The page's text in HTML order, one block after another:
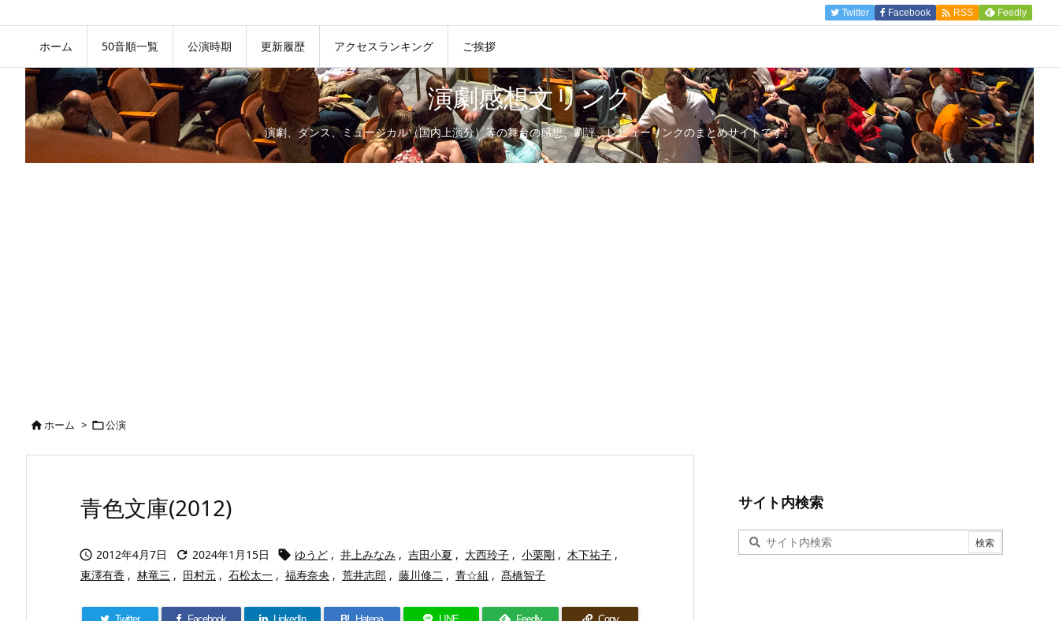
ホーム 50音順一覧 公演時期 更新履歴 アクセスランキング ご挨拶
Twitter Facebook  RSS Feedly
演劇感想文リンク
演劇、ダンス、ミュージカル（国内上演分）等の舞台の感想、劇評、レビューリンクのまとめサイトです。
ホーム > 公演
青色文庫(2012)
 2012年4月7日  2024年1月15日  ゆうど , 井上みなみ , 吉田小夏 , 大西玲子 , 小栗剛 , 木下祐子 ,
東澤有香 , 林竜三 , 田村元 , 石松太一 , 福寿奈央 , 荒井志郎 , 藤川修二 , 青☆組 , 髙橋智子
サイト内検索